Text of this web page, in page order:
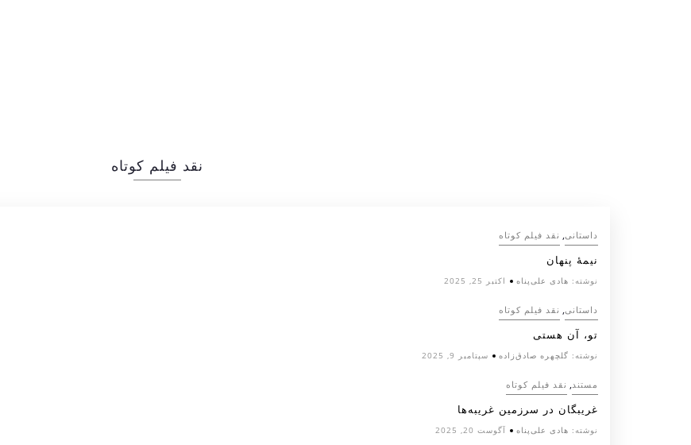
نقد فیلم کوتاه
داستانی, نقد فیلم کوتاه
نیمۀ پنهان
نوشته: هادی علی‌پناه اکتبر 25, 2025
داستانی, نقد فیلم کوتاه
تو، آن هستی
نوشته: گلچهره صادق‌زاده سپتامبر 9, 2025
مستند, نقد فیلم کوتاه
غریبگان در سرزمین غریبه‌ها
نوشته: هادی علی‌پناه آگوست 20, 2025